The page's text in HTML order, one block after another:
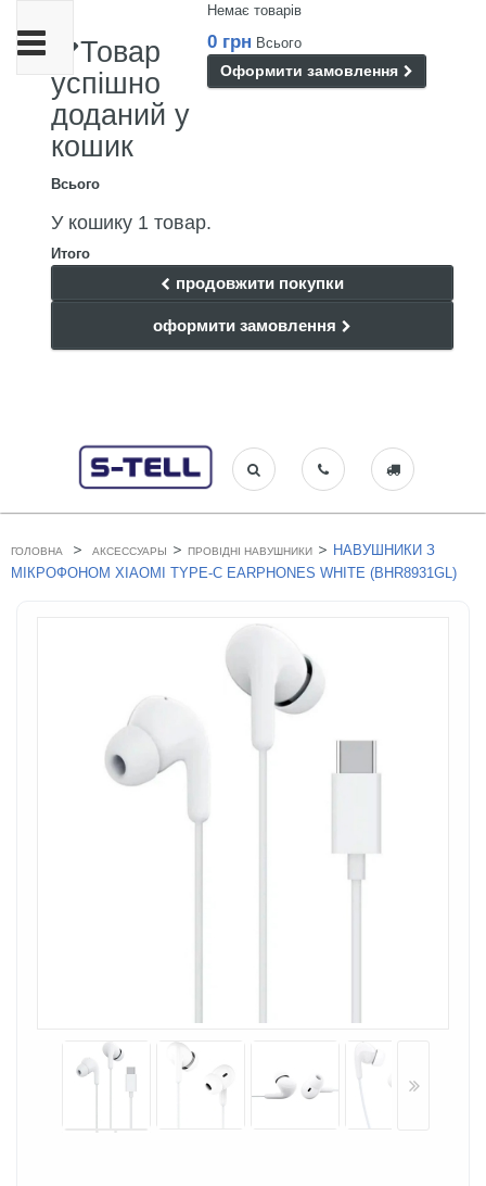
Немає товарів
0 грн Всього
Оформити замовлення
Товар
успішно
доданий у
кошик
Всього
У кошику 1 товар.
Итого
продовжити покупки
оформити замовлення
Toggle
navigation
ГОЛОВНА > АКСЕССУАРЫ > ПРОВІДНІ НАВУШНИКИ > НАВУШНИКИ З
МІКРОФОНОМ XIAOMI TYPE-C EARPHONES WHITE (BHR8931GL)